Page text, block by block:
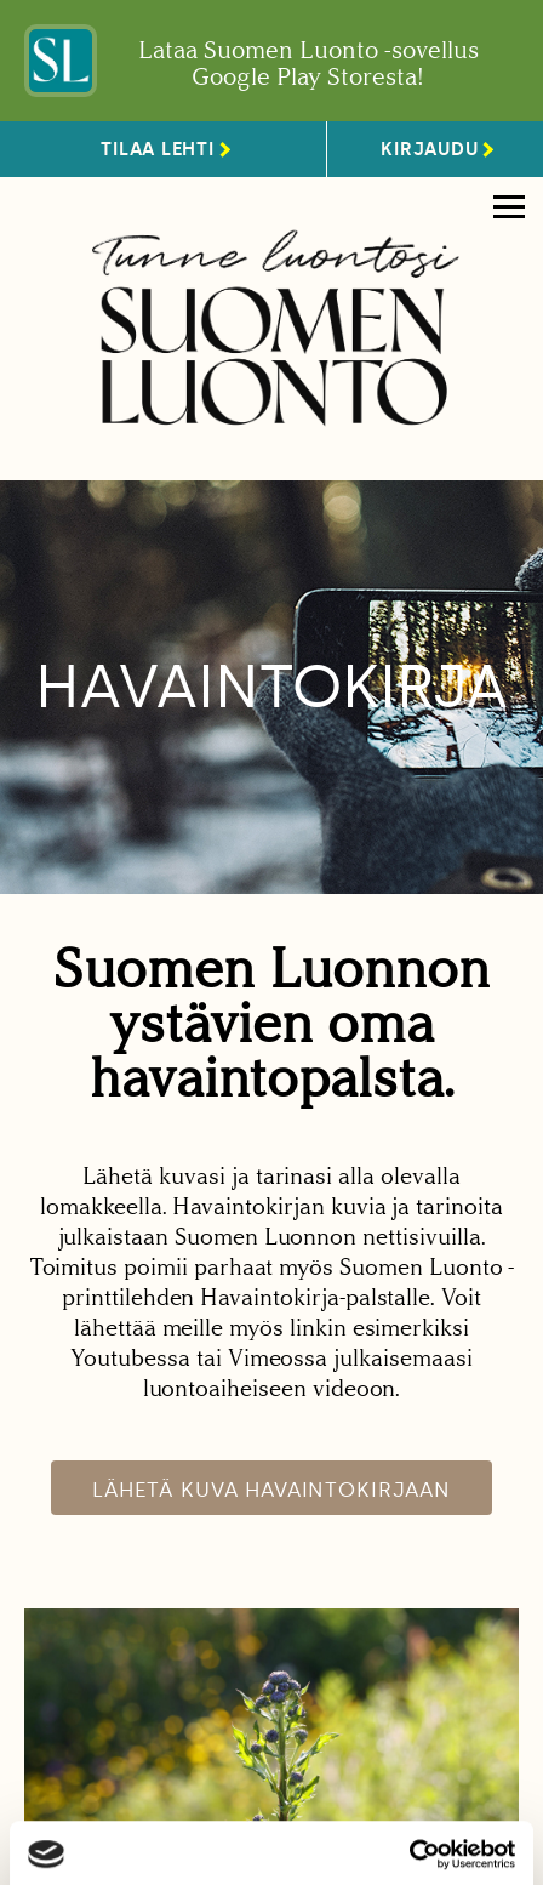
Lataa Suomen Luonto -sovellus
Google Play Storesta!
TILAA LEHTI KIRJAUDU
HAVAINTOKIRJA
Suomen Luonnon
ystävien oma
havaintopalsta.
Lähetä kuvasi ja tarinasi alla olevalla
lomakkeella. Havaintokirjan kuvia ja tarinoita
julkaistaan Suomen Luonnon nettisivuilla.
Toimitus poimii parhaat myös Suomen Luonto -
printtilehden Havaintokirja-palstalle. Voit
lähettää meille myös linkin esimerkiksi
Youtubessa tai Vimeossa julkaisemaasi
luontoaiheiseen videoon.
LÄHETÄ KUVA HAVAINTOKIRJAAN